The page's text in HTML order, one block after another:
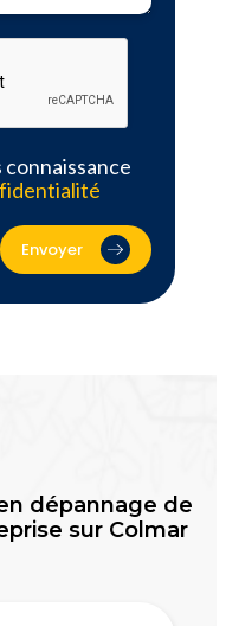
Envoyer
dépannage de
sur Colmar